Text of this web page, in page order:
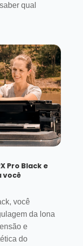
qual
Pro Black e
você
você
da lona
e
do